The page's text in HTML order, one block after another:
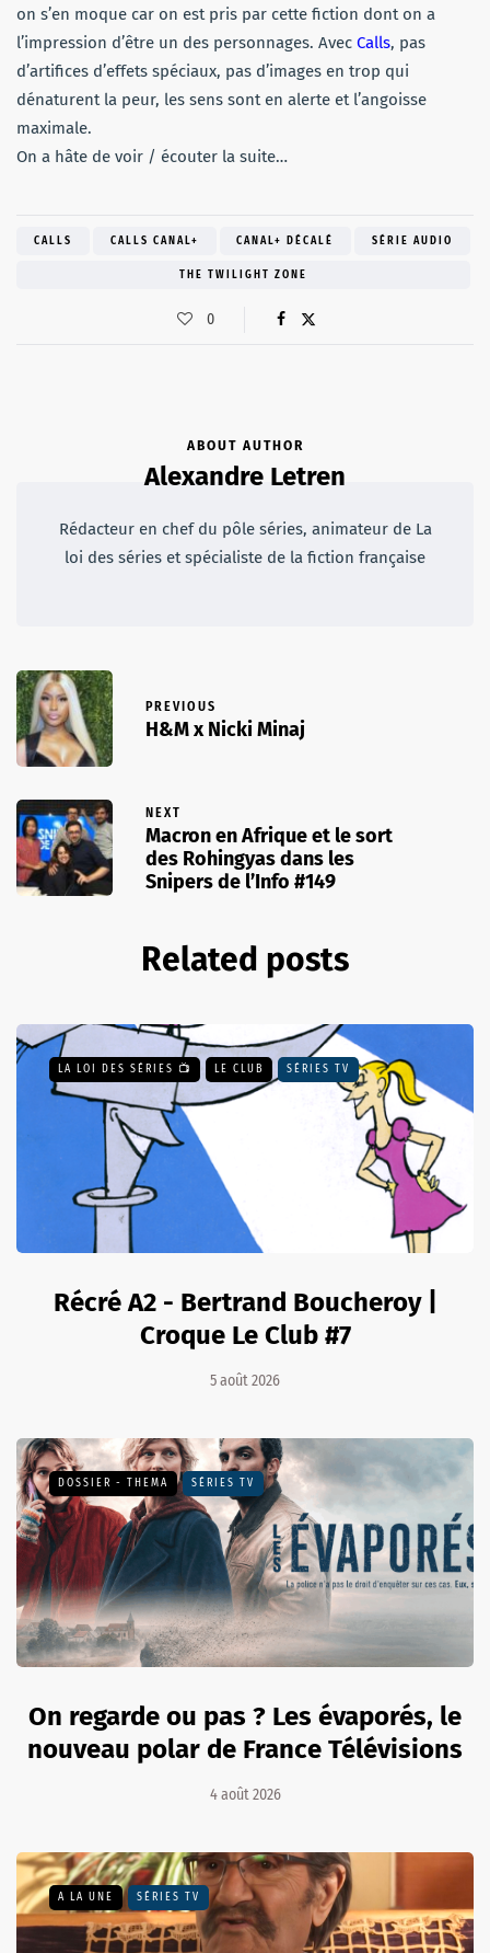
on s’en moque car on est pris par cette fiction dont on a
l’impression d’être un des personnages. Avec Calls, pas
d’artifices d’effets spéciaux, pas d’images en trop qui
dénaturent la peur, les sens sont en alerte et l’angoisse
maximale.
On a hâte de voir / écouter la suite…
CALLS CALLS CANAL+ CANAL+ DÉCALÉ SÉRIE AUDIO
THE TWILIGHT ZONE
0
ABOUT AUTHOR
Alexandre Letren
Rédacteur en chef du pôle séries, animateur de La
loi des séries et spécialiste de la fiction française
PREVIOUS
H&M x Nicki Minaj
NEXT
Macron en Afrique et le sort
des Rohingyas dans les
Snipers de l’Info #149
Related posts
LA LOI DES SÉRIES 📺 LE CLUB SÉRIES TV
Récré A2 - Bertrand Boucheroy |
Croque Le Club #7
5 août 2026
DOSSIER - THEMA SÉRIES TV
On regarde ou pas ? Les évaporés, le
nouveau polar de France Télévisions
4 août 2026
A LA UNE SÉRIES TV